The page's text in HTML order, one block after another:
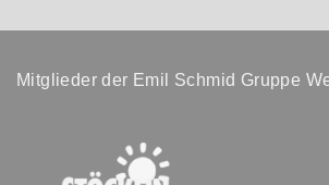
Mitglieder der Emil Schmid Gruppe